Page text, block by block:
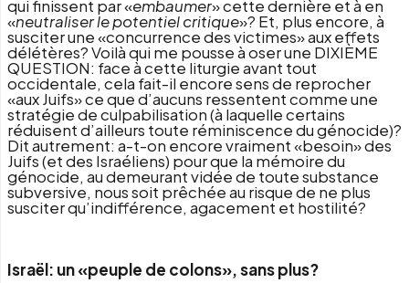
qui finissent par «embaumer» cette dernière et à en
«neutraliser le potentiel critique»? Et, plus encore, à
susciter une «concurrence des victimes» aux effets
délétères? Voilà qui me pousse à oser une DIXIÈME
QUESTION: face à cette liturgie avant tout
occidentale, cela fait-il encore sens de reprocher
«aux Juifs» ce que d’aucuns ressentent comme une
stratégie de culpabilisation (à laquelle certains
réduisent d’ailleurs toute réminiscence du génocide)?
Dit autrement: a-t-on encore vraiment «besoin» des
Juifs (et des Israéliens) pour que la mémoire du
génocide, au demeurant vidée de toute substance
subversive, nous soit prêchée au risque de ne plus
susciter qu’indifférence, agacement et hostilité?
Israël: un «peuple de colons», sans plus?